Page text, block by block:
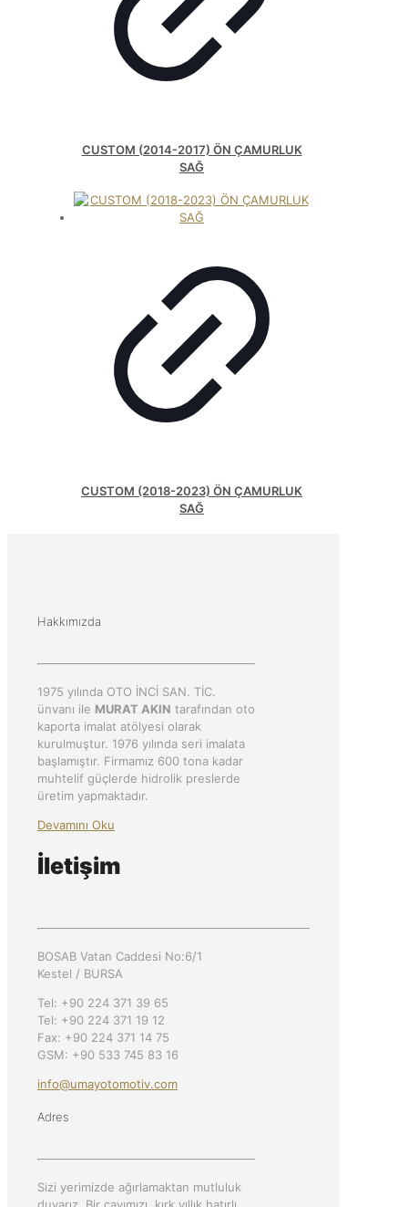
CUSTOM (2014-2017) ÖN ÇAMURLUK
SAĞ
CUSTOM (2018-2023) ÖN ÇAMURLUK
SAĞ
Hakkımızda
1975 yılında OTO İNCİ SAN. TİC.
ünvanı ile MURAT AKIN tarafından oto
kaporta imalat atölyesi olarak
kurulmuştur. 1976 yılında seri imalata
başlamıştır. Firmamız 600 tona kadar
muhtelif güçlerde hidrolik preslerde
üretim yapmaktadır.
Devamını Oku
İletişim
BOSAB Vatan Caddesi No:6/1
Kestel / BURSA
Tel: +90 224 371 39 65
Tel: +90 224 371 19 12
Fax: +90 224 371 14 75
GSM: +90 533 745 83 16
info@umayotomotiv.com
Adres
Sizi yerimizde ağırlamaktan mutluluk